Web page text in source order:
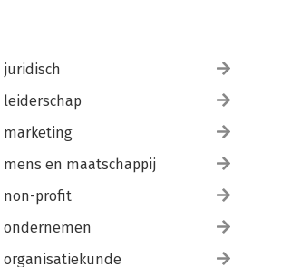
juridisch
leiderschap
marketing
mens en maatschappij
non-profit
ondernemen
organisatiekunde